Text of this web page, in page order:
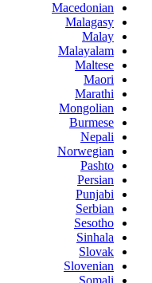
Macedonian
Malagasy
Malay
Malayalam
Maltese
Maori
Marathi
Mongolian
Burmese
Nepali
Norwegian
Pashto
Persian
Punjabi
Serbian
Sesotho
Sinhala
Slovak
Slovenian